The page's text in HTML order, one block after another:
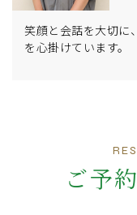
笑顔と会話を大切に
を心掛けています。
ご予